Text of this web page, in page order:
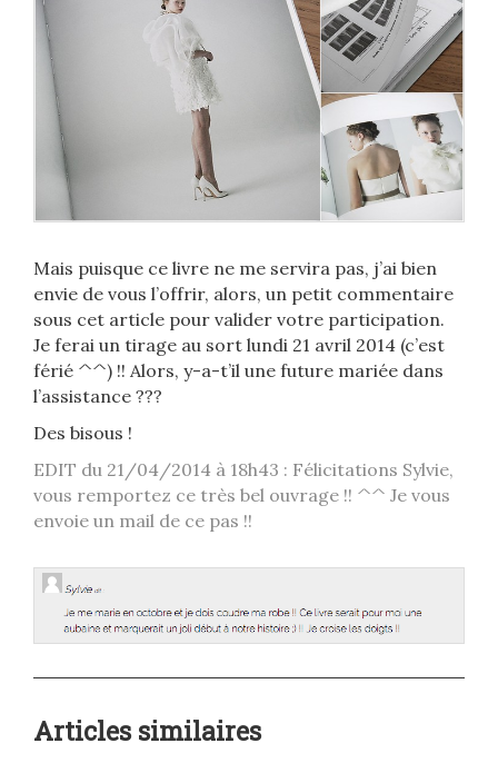
Mais puisque ce livre ne me servira pas, j’ai bien
envie de vous l’offrir, alors, un petit commentaire
sous cet article pour valider votre participation.
Je ferai un tirage au sort lundi 21 avril 2014 (c’est
férié ^^) !! Alors, y-a-t’il une future mariée dans
l’assistance ???
Des bisous !
EDIT du 21/04/2014 à 18h43 : Félicitations Sylvie,
vous remportez ce très bel ouvrage !! ^^ Je vous
envoie un mail de ce pas !!
Articles similaires